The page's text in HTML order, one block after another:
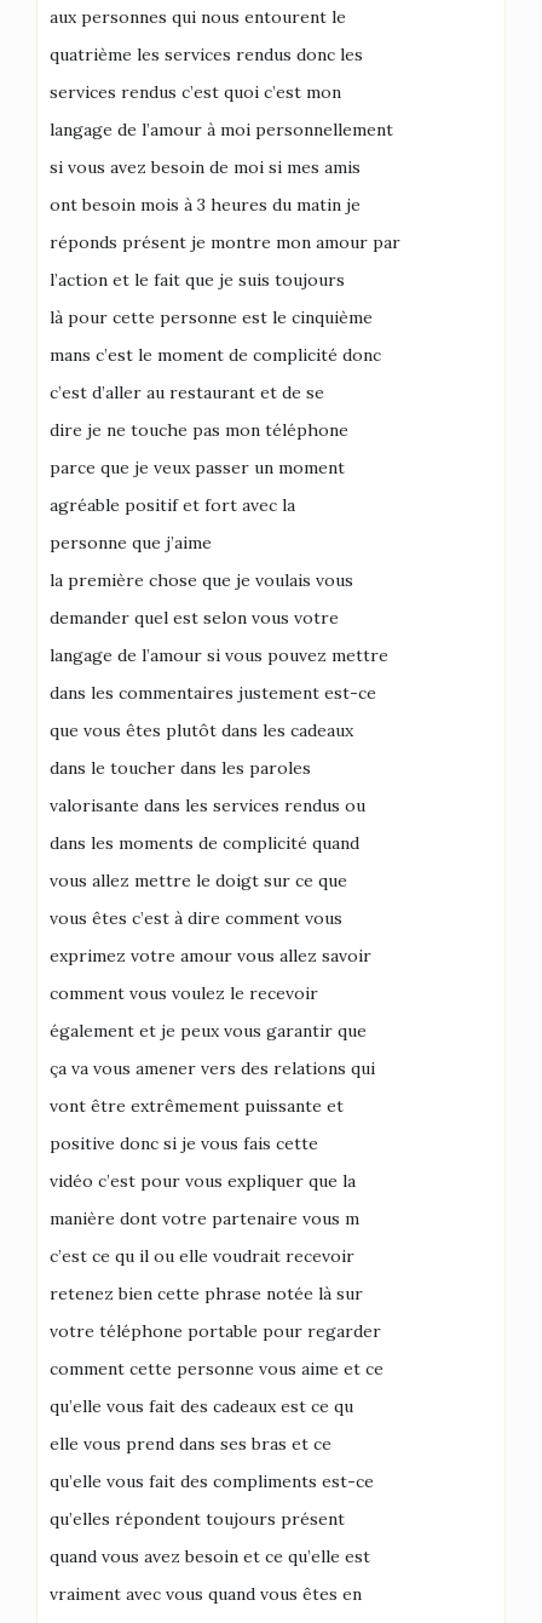
aux personnes qui nous entourent le
quatrième les services rendus donc les
services rendus c’est quoi c’est mon
langage de l’amour à moi personnellement
si vous avez besoin de moi si mes amis
ont besoin mois à 3 heures du matin je
réponds présent je montre mon amour par
l’action et le fait que je suis toujours
là pour cette personne est le cinquième
mans c’est le moment de complicité donc
c’est d’aller au restaurant et de se
dire je ne touche pas mon téléphone
parce que je veux passer un moment
agréable positif et fort avec la
personne que j’aime
la première chose que je voulais vous
demander quel est selon vous votre
langage de l’amour si vous pouvez mettre
dans les commentaires justement est-ce
que vous êtes plutôt dans les cadeaux
dans le toucher dans les paroles
valorisante dans les services rendus ou
dans les moments de complicité quand
vous allez mettre le doigt sur ce que
vous êtes c’est à dire comment vous
exprimez votre amour vous allez savoir
comment vous voulez le recevoir
également et je peux vous garantir que
ça va vous amener vers des relations qui
vont être extrêmement puissante et
positive donc si je vous fais cette
vidéo c’est pour vous expliquer que la
manière dont votre partenaire vous m
c’est ce qu il ou elle voudrait recevoir
retenez bien cette phrase notée là sur
votre téléphone portable pour regarder
comment cette personne vous aime et ce
qu’elle vous fait des cadeaux est ce qu
elle vous prend dans ses bras et ce
qu’elle vous fait des compliments est-ce
qu’elles répondent toujours présent
quand vous avez besoin et ce qu’elle est
vraiment avec vous quand vous êtes en